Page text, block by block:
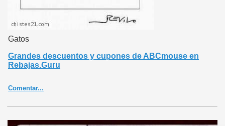
Gatos
Grandes descuentos y cupones de ABCmouse en
Rebajas.Guru
Comentar...